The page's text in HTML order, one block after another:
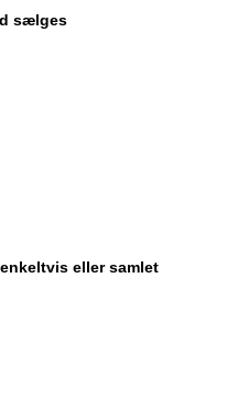
sælges
eller samlet